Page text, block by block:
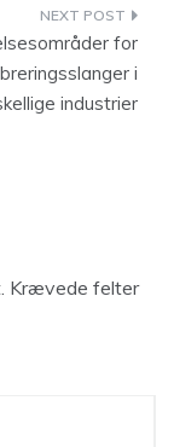
for
i
industrier
Krævede felter